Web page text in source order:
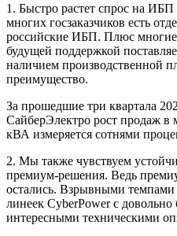
1. Быстро растет спрос на
многих госзаказчиков есть
российские ИБП. Плюс многие
будущей поддержкой
наличием производственной
преимущество.
За прошедшие три квартала
СайберЭлектро рост продаж в
кВА измеряется сотнями
2. Мы также чувствуем
премиум-решения. Ведь
остались. Взрывными
линеек CyberPower с
интересными техническими